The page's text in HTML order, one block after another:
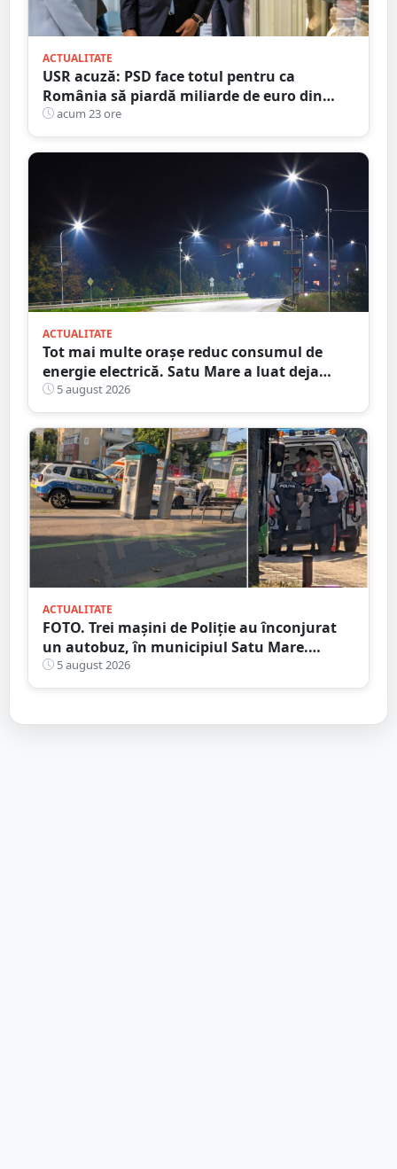
ACTUALITATE
USR acuză: PSD face totul pentru ca
România să piardă miliarde de euro din
PNRR
acum 23 ore
ACTUALITATE
Tot mai multe orașe reduc consumul de
energie electrică. Satu Mare a luat deja
măsuri. Cu ce soluții au venit ceilalți
primari
5 august 2026
ACTUALITATE
FOTO. Trei mașini de Poliție au înconjurat
un autobuz, în municipiul Satu Mare.
Ambulanța, la fața locului
5 august 2026